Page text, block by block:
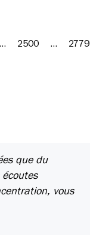
… 2500 …
2779
que du
vous